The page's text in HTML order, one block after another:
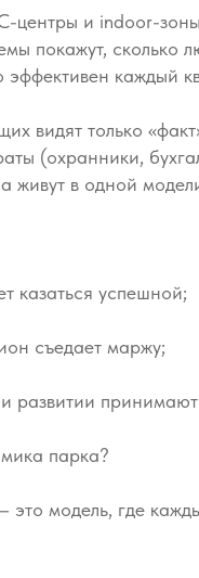
центры и indoor-
покажут, сколько
эффективен каждый
видят только
(охранники,
живут в одной
казаться успешной;
съедает маржу;
развитии
парка?
модель, где